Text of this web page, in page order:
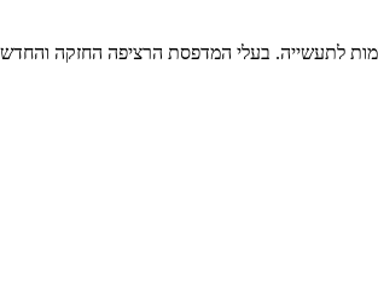
לתעשייה. בעלי המדפסת הרציפה החזקה